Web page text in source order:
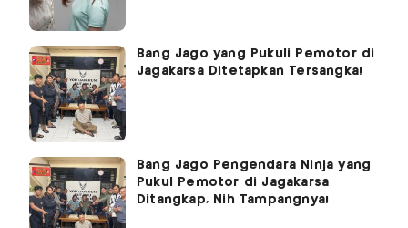
Bang Jago yang Pukuli Pemotor di
Jagakarsa Ditetapkan Tersangka!
Bang Jago Pengendara Ninja yang
Pukul Pemotor di Jagakarsa
Ditangkap, Nih Tampangnya!